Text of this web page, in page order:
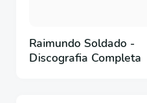
Raimundo Soldado -
Discografia Completa